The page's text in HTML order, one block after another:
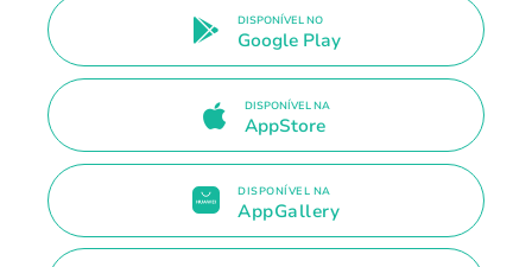
DISPONÍVEL NO
Google Play
DISPONÍVEL NA
AppStore
DISPONÍVEL NA
AppGallery